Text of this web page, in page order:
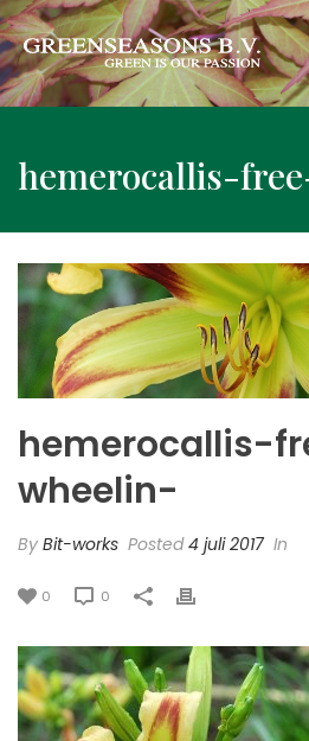
hemerocallis-
hemerocallis-
wheelin-
By Bit-works Posted4 juli 2017 In
0 0